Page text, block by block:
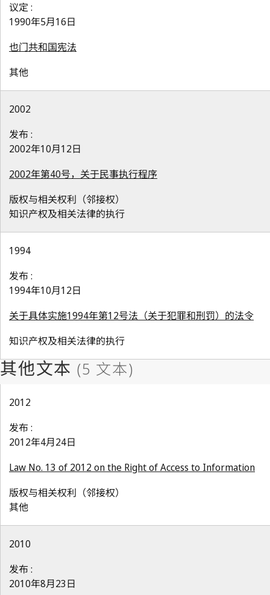
议定 :
1990年5月16日
也门共和国宪法
其他
2002
发布 :
2002年10月12日
2002年第40号，关于民事执行程序
版权与相关权利（邻接权）
知识产权及相关法律的执行
1994
发布 :
1994年10月12日
关于具体实施1994年第12号法（关于犯罪和刑罚）的法令
知识产权及相关法律的执行
2012
发布 :
2012年4月24日
Law No. 13 of 2012 on the Right of Access to Information
版权与相关权利（邻接权）
其他
2010
发布 :
2010年8月23日